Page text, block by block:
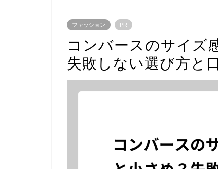
ファッション PR
コンバースのサイズ
失敗しない選び方と